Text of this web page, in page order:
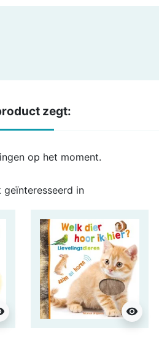
zegt:
op het moment.
in
visibility